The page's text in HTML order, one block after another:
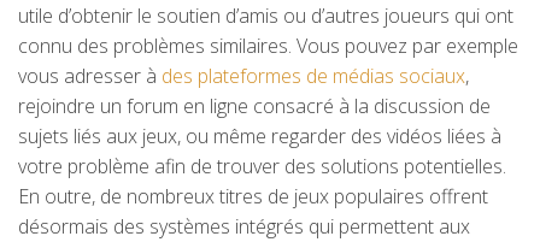
utile d’obtenir le soutien d’amis ou d’autres joueurs qui ont
connu des problèmes similaires. Vous pouvez par exemple
vous adresser à des plateformes de médias sociaux,
rejoindre un forum en ligne consacré à la discussion de
sujets liés aux jeux, ou même regarder des vidéos liées à
votre problème afin de trouver des solutions potentielles.
En outre, de nombreux titres de jeux populaires offrent
désormais des systèmes intégrés qui permettent aux